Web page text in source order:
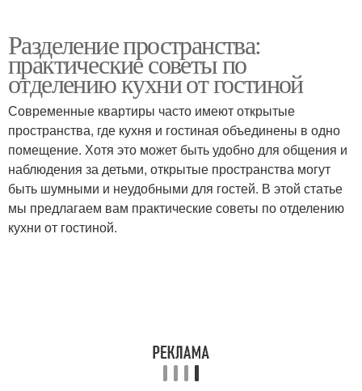
Разделение пространства:
практические советы по
отделению кухни от гостиной
Современные квартиры часто имеют открытые
пространства, где кухня и гостиная объединены в одно
помещение. Хотя это может быть удобно для общения и
наблюдения за детьми, открытые пространства могут
быть шумными и неудобными для гостей. В этой статье
мы предлагаем вам практические советы по отделению
кухни от гостиной.